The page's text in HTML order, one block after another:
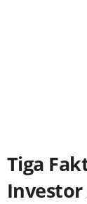
Tiga
Investor